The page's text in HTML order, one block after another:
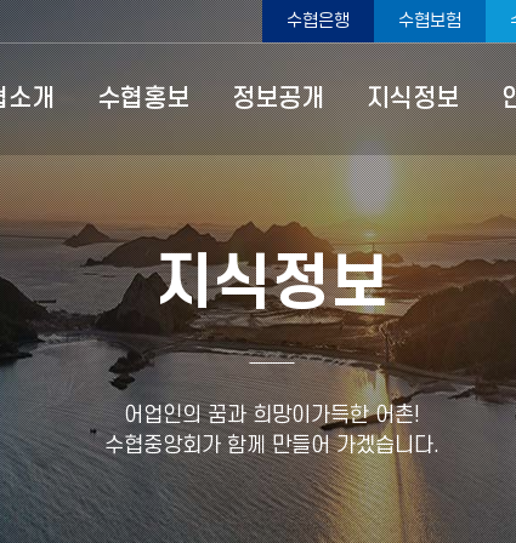
수협은행 수협보험
소개 수협홍보 정보공개 지식정보
지식정보
어업인의 꿈과 희망이가득한 어촌!
수협중앙회가 함께 만들어 가겠습니다.